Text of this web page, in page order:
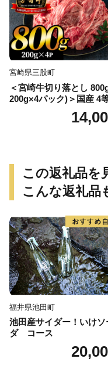
宮崎県三股町
＜宮崎牛切り落とし
200g×4パック)＞国産 4
以上 A5ランク A4ランク
ロ 黒毛和牛 牛肉 霜降り
セット 詰め合わせ 個包
【MI196-hr】【肉の豊
この返礼品を
こんな返礼品
福井県池田町
池田産サイダー！いけソ
ダ コース